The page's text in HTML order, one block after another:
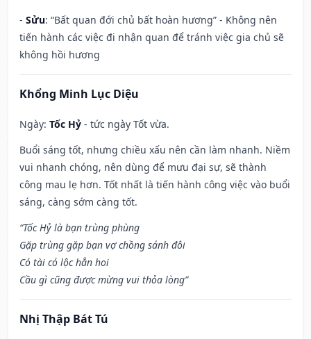
- Sửu: “Bất quan đới chủ bất hoàn hương” - Không nên
tiến hành các việc đi nhận quan để tránh việc gia chủ sẽ
không hồi hương
Khổng Minh Lục Diệu
Ngày: Tốc Hỷ - tức ngày Tốt vừa.
Buổi sáng tốt, nhưng chiều xấu nên cần làm nhanh. Niềm
vui nhanh chóng, nên dùng để mưu đại sự, sẽ thành
công mau lẹ hơn. Tốt nhất là tiến hành công việc vào buổi
sáng, càng sớm càng tốt.
“Tốc Hỷ là bạn trùng phùng
Gặp trùng gặp bạn vợ chồng sánh đôi
Có tài có lộc hẳn hoi
Cầu gì cũng được mừng vui thỏa lòng”
Nhị Thập Bát Tú